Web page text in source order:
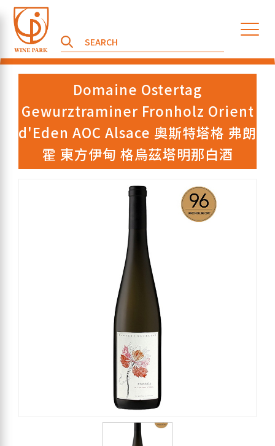
Domaine Ostertag
Gewurztraminer Fronholz Orient
d'Eden AOC Alsace 奧斯特塔格 弗朗
霍 東方伊甸 格烏茲塔明那白酒